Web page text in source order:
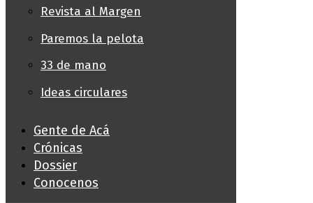
Revista al Margen
Paremos la pelota
33 de mano
Ideas circulares
Gente de Acá
Crónicas
Dossier
Conocenos